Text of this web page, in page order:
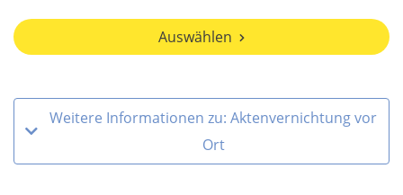
Auswählen
Weitere Informationen zu: Aktenvernichtung vor
Ort